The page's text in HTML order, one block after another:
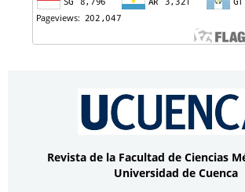
Revista de la Facultad de Ciencias
Universidad de Cuenca